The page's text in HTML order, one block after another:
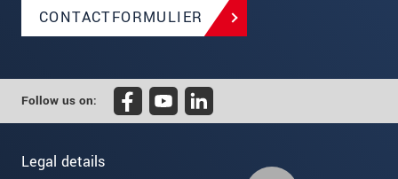
CONTACTFORMULIER
Follow us on:
Legal details